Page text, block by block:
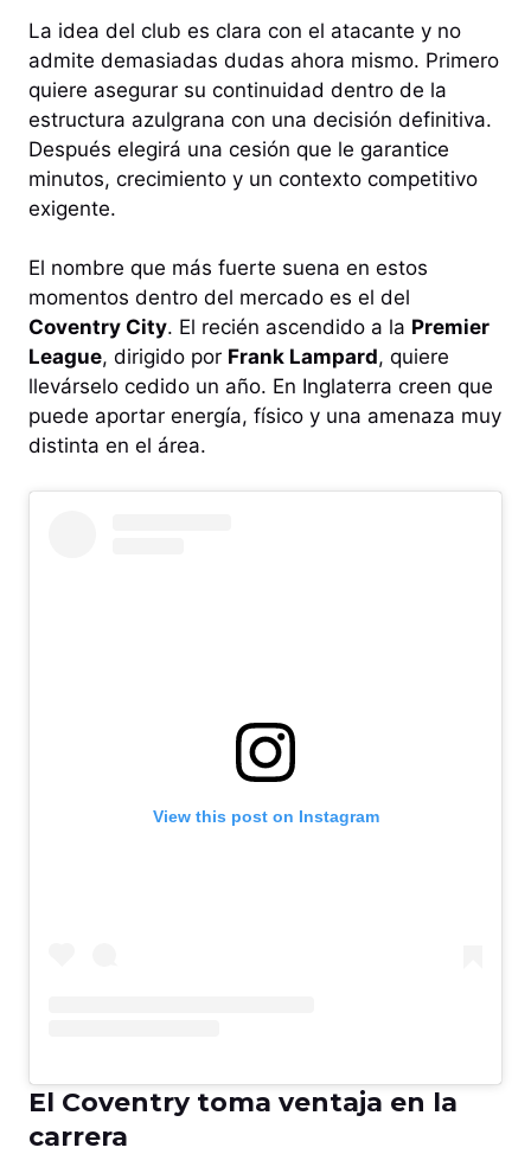
La idea del club es clara con el atacante y no
admite demasiadas dudas ahora mismo. Primero
quiere asegurar su continuidad dentro de la
estructura azulgrana con una decisión definitiva.
Después elegirá una cesión que le garantice
minutos, crecimiento y un contexto competitivo
exigente.
El nombre que más fuerte suena en estos
momentos dentro del mercado es el del
Coventry City. El recién ascendido a la Premier
League, dirigido por Frank Lampard, quiere
llevárselo cedido un año. En Inglaterra creen que
puede aportar energía, físico y una amenaza muy
distinta en el área.
View this post on Instagram
El Coventry toma ventaja en la
carrera